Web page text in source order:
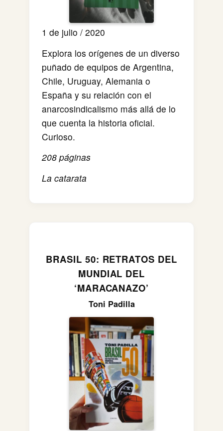
1 de julio / 2020
Explora los orígenes de un diverso
puñado de equipos de Argentina,
Chile, Uruguay, Alemania o
España y su relación con el
anarcosindicalismo más allá de lo
que cuenta la historia oficial.
Curioso.
208 páginas
La catarata
BRASIL 50: RETRATOS DEL
MUNDIAL DEL
‘MARACANAZO’
Toni Padilla